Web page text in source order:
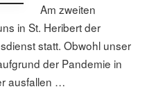
Am zweiten
in St. Heribert der
statt. Obwohl unser
der Pandemie in
ausfallen …